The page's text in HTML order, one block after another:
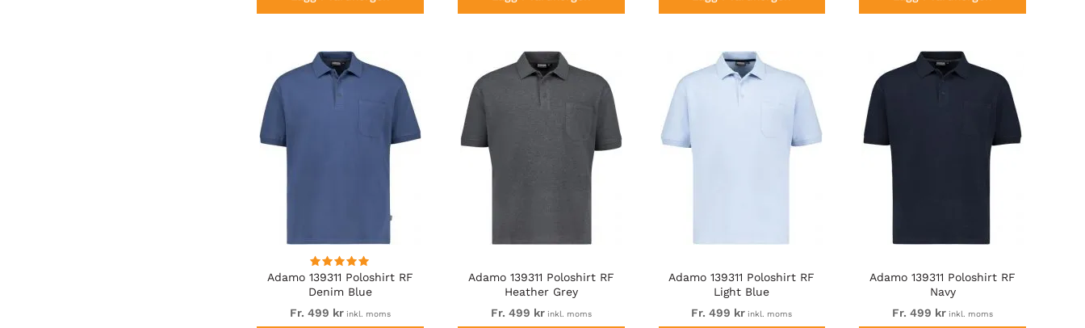
Adamo 139311 Poloshirt RF
Denim Blue
Fr. 499 kr inkl. moms
Adamo 139311 Poloshirt RF
Heather Grey
Fr. 499 krinkl. moms
Adamo 139311 Poloshirt RF
Light Blue
Fr. 499 kr inkl. moms
Adamo 139311 Poloshirt RF
Navy
Fr. 499 kr inkl. moms